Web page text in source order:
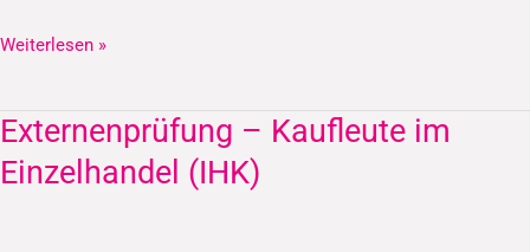
Weiterlesen »
Externenprüfung – Kaufleute im
Einzelhandel (IHK)
Externenprüfung
–
Kaufleute